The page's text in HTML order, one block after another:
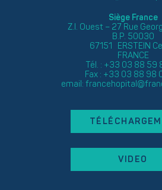
Siège France
Z.I. Ouest – 27 Rue
B.P. 50030
67151 ERSTEIN
FRANCE
Tél. : +33 03 88 59
Fax : +33 03 88 98
email:
VIDEO